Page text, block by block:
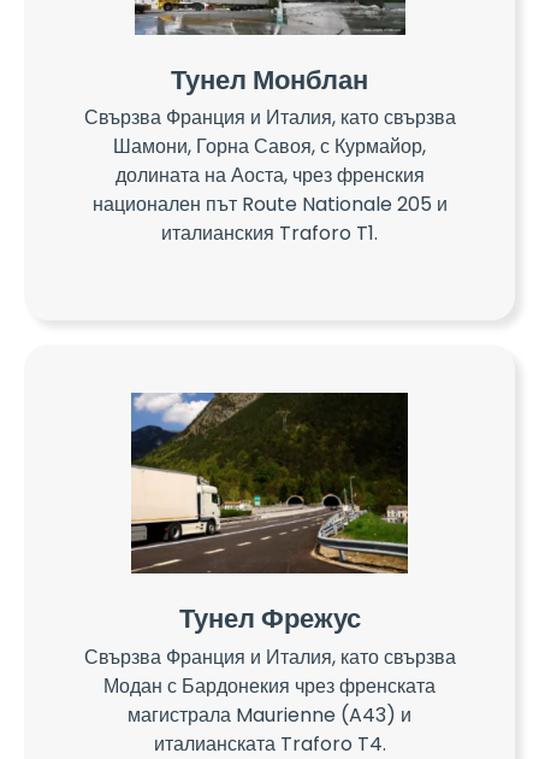
Тунел Монблан
Свързва Франция и Италия, като свързва
Шамони, Горна Савоя, с Курмайор,
долината на Аоста, чрез френския
национален път Route Nationale 205 и
италианския Traforo T1.
Тунел Фрежус
Свързва Франция и Италия, като свързва
Модан с Бардонекия чрез френската
магистрала Maurienne (A43) и
италианската Traforo T4.